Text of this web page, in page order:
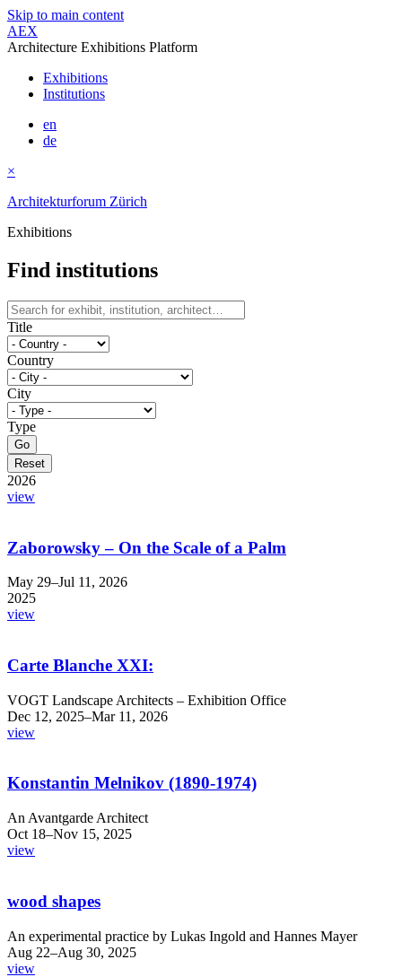
Skip to main content
AEX
Architecture Exhibitions Platform
Exhibitions
Institutions
en
de
×
Architekturforum Zürich
Exhibitions
Find institutions
Title
Country
City
Type
2026
view
Zaborowsky – On the Scale of a Palm
May 29–Jul 11, 2026
2025
view
Carte Blanche XXI:
VOGT Landscape Architects – Exhibition Office
Dec 12, 2025–Mar 11, 2026
view
Konstantin Melnikov (1890-1974)
An Avantgarde Architect
Oct 18–Nov 15, 2025
view
wood shapes
An experimental practice by Lukas Ingold and Hannes Mayer
Aug 22–Aug 30, 2025
view